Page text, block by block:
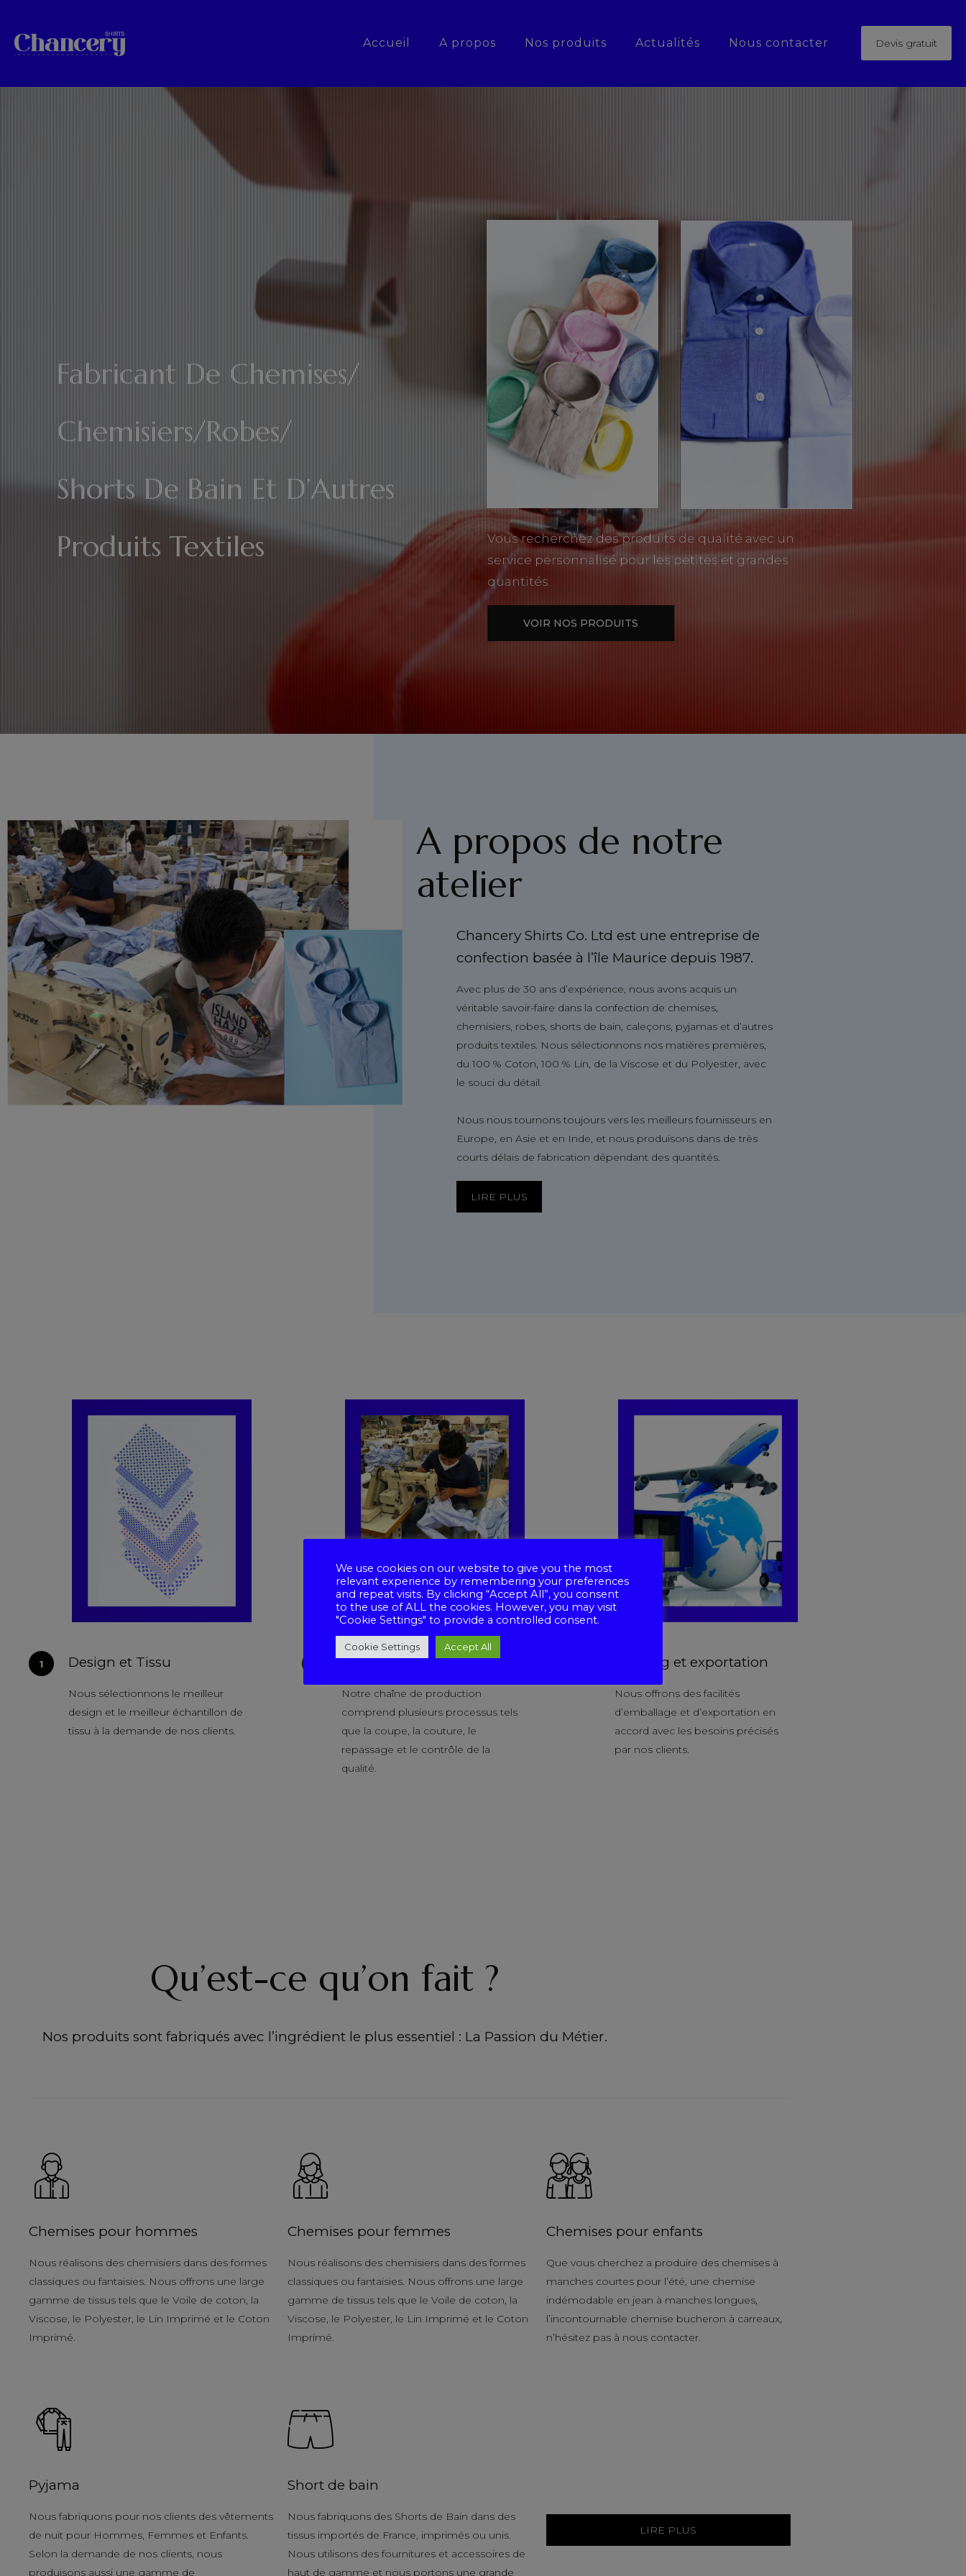
Accueil A propos Nos produits Actualités Nous contacter Devis gratuit
Fabricant De Chemises/
Chemisiers/Robes/
Shorts De Bain Et D’Autres
Produits Textiles
Vous recherchez des produits de qualité avec un
service personnalisé pour les petites et grandes
quantités.
VOIR NOS PRODUITS
A propos de notre
atelier
Chancery Shirts Co. Ltd est une entreprise de
confection basée à l’île Maurice depuis 1987.
Avec plus de 30 ans d’expérience, nous avons acquis un
véritable savoir-faire dans la confection de chemises,
chemisiers, robes, shorts de bain, caleçons, pyjamas et d’autres
produits textiles. Nous sélectionnons nos matières premières,
du 100 % Coton, 100 % Lin, de la Viscose et du Polyester, avec
le souci du détail.
Nous nous tournons toujours vers les meilleurs fournisseurs en
Europe, en Asie et en Inde, et nous produisons dans de très
courts délais de fabrication dépendant des quantités.
LIRE PLUS
Design et Tissu
Nous sélectionnons le meilleur
design et le meilleur échantillon de
tissu à la demande de nos clients.
Production
Notre chaîne de production
comprend plusieurs processus tels
que la coupe, la couture, le
repassage et le contrôle de la
qualité.
Packing et exportation
Nous offrons des facilités
d’emballage et d’exportation en
accord avec les besoins précisés
par nos clients.
Qu’est-ce qu’on fait ?
Nos produits sont fabriqués avec l’ingrédient le plus essentiel : La Passion du Métier.
Chemises pour hommes
Nous réalisons des chemisiers dans des formes
classiques ou fantaisies. Nous offrons une large
gamme de tissus tels que le Voile de coton, la
Viscose, le Polyester, le Lin Imprimé et le Coton
Imprimé.
Chemises pour femmes
Nous réalisons des chemisiers dans des formes
classiques ou fantaisies. Nous offrons une large
gamme de tissus tels que le Voile de coton, la
Viscose, le Polyester, le Lin Imprimé et le Coton
Imprimé.
Chemises pour enfants
Que vous cherchez a produire des chemises à
manches courtes pour l’été, une chemise
indémodable en jean à manches longues,
l’incontournable chemise bucheron à carreaux,
n’hésitez pas à nous contacter.
Pyjama
Nous fabriquons pour nos clients des vêtements
de nuit pour Hommes, Femmes et Enfants.
Selon la demande de nos clients, nous
produisons aussi une gamme de
Short de bain
Nous fabriquons des Shorts de Bain dans des
tissus importés de France, imprimés ou unis.
Nous utilisons des fournitures et accessoires de
haut de gamme et nous portons une grande
LIRE PLUS
We use cookies on our website to give you the most
relevant experience by remembering your preferences
and repeat visits. By clicking “Accept All”, you consent
to the use of ALL the cookies. However, you may visit
"Cookie Settings" to provide a controlled consent.
Cookie Settings Accept All